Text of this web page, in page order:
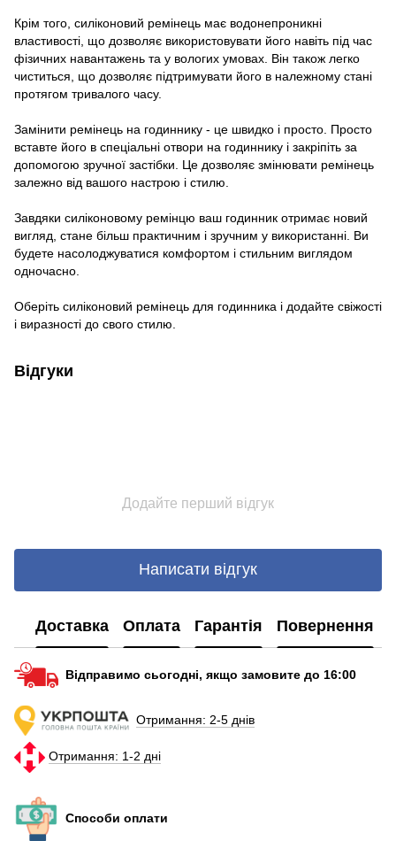
Крім того, силіконовий ремінець має водонепроникні
властивості, що дозволяє використовувати його навіть під час
фізичних навантажень та у вологих умовах. Він також легко
чиститься, що дозволяє підтримувати його в належному стані
протягом тривалого часу.
Замінити ремінець на годиннику - це швидко і просто. Просто
вставте його в спеціальні отвори на годиннику і закріпіть за
допомогою зручної застібки. Це дозволяє змінювати ремінець
залежно від вашого настрою і стилю.
Завдяки силіконовому ремінцю ваш годинник отримає новий
вигляд, стане більш практичним і зручним у використанні. Ви
будете насолоджуватися комфортом і стильним виглядом
одночасно.
Оберіть силіконовий ремінець для годинника і додайте свіжості
і виразності до свого стилю.
Відгуки
Додайте перший відгук
Написати відгук
Доставка Оплата Гарантія Повернення
Відправимо сьогодні, якщо замовите до 16:00
Отримання: 2-5 днів
Отримання: 1-2 дні
Способи оплати